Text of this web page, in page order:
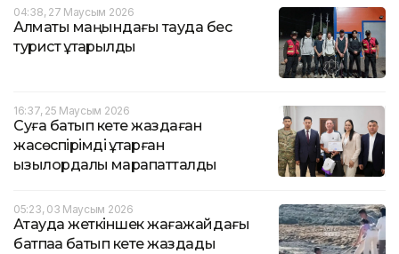
04:38, 27 Маусым 2026
Алматы маңындағы тауда бес
турист құтқарылды
16:37, 25 Маусым 2026
Суға батып кете жаздаған
жасөспірімді құтқарған
қызылордалық марапатталды
05:23, 03 Маусым 2026
Ақтауда жеткіншек жағажайдағы
батпаққа батып кете жаздады